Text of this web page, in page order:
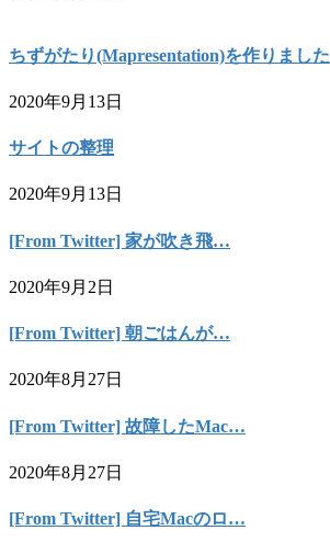
ちずがたり(Mapresentation)を作りました
2020年9月13日
サイトの整理
2020年9月13日
[From Twitter] 家が吹き飛…
2020年9月2日
[From Twitter] 朝ごはんが…
2020年8月27日
[From Twitter] 故障したMac…
2020年8月27日
[From Twitter] 自宅Macのロ…